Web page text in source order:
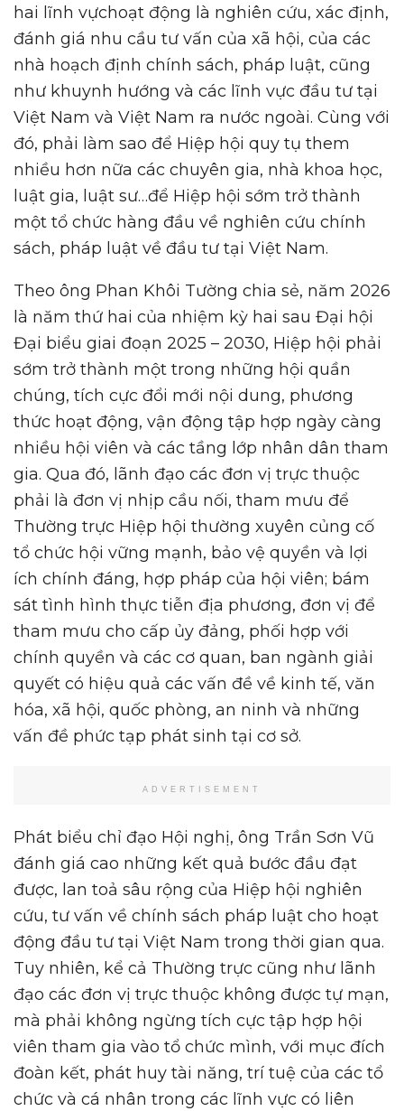
hai lĩnh vựchoạt động là nghiên cứu, xác định,
đánh giá nhu cầu tư vấn của xã hội, của các
nhà hoạch định chính sách, pháp luật, cũng
như khuynh hướng và các lĩnh vực đầu tư tại
Việt Nam và Việt Nam ra nước ngoài. Cùng với
đó, phải làm sao để Hiệp hội quy tụ them
nhiều hơn nữa các chuyên gia, nhà khoa học,
luật gia, luật sư…để Hiệp hội sớm trở thành
một tổ chức hàng đầu về nghiên cứu chính
sách, pháp luật về đầu tư tại Việt Nam.
Theo ông Phan Khôi Tường chia sẻ, năm 2026
là năm thứ hai của nhiệm kỳ hai sau Đại hội
Đại biểu giai đoạn 2025 – 2030, Hiệp hội phải
sớm trở thành một trong những hội quần
chúng, tích cực đổi mới nội dung, phương
thức hoạt động, vận động tập hợp ngày càng
nhiều hội viên và các tầng lớp nhân dân tham
gia. Qua đó, lãnh đạo các đơn vị trực thuộc
phải là đơn vị nhịp cầu nối, tham mưu để
Thường trực Hiệp hội thường xuyên củng cố
tổ chức hội vững mạnh, bảo vệ quyền và lợi
ích chính đáng, hợp pháp của hội viên; bám
sát tình hình thực tiễn địa phương, đơn vị để
tham mưu cho cấp ủy đảng, phối hợp với
chính quyền và các cơ quan, ban ngành giải
quyết có hiệu quả các vấn đề về kinh tế, văn
hóa, xã hội, quốc phòng, an ninh và những
vấn đề phức tạp phát sinh tại cơ sở.
ADVERTISEMENT
Phát biểu chỉ đạo Hội nghị, ông Trần Sơn Vũ
đánh giá cao những kết quả bước đầu đạt
được, lan toả sâu rộng của Hiệp hội nghiên
cứu, tư vấn về chính sách pháp luật cho hoạt
động đầu tư tại Việt Nam trong thời gian qua.
Tuy nhiên, kể cả Thường trực cũng như lãnh
đạo các đơn vị trực thuộc không được tự mạn,
mà phải không ngừng tích cực tập hợp hội
viên tham gia vào tổ chức mình, với mục đích
đoàn kết, phát huy tài năng, trí tuệ của các tổ
chức và cá nhân trong các lĩnh vực có liên